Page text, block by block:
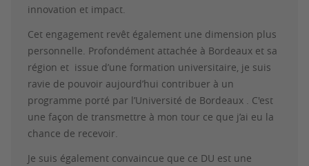
innovation et impact.
Cet engagement revêt également une dimension plus
personnelle. Profondément attachée à Bordeaux et sa
région et issue d’une formation universitaire, je suis
ravie de pouvoir aujourd’hui contribuer à un
programme porté par l’Université de Bordeaux . C'est
une façon de transmettre à mon tour ce que j’ai eu la
chance de recevoir.
Je suis également convaincue que ce DU est une